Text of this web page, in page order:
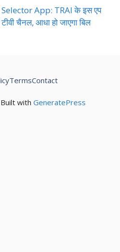
App: TRAI के इस एप
चैनल, आधा हो जाएगा बिल
with GeneratePress
TermsContact